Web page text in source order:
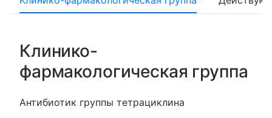
Клинико-
фармакологическая группа
Антибиотик группы тетрациклина